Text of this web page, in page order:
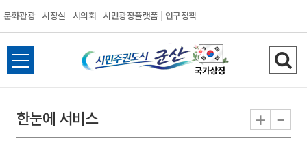
문화관광 시장실 시의회 시민광장플랫폼 인구정책
시
민
전
체
뉴
열
검
색
기
한눈에 서비스 + -